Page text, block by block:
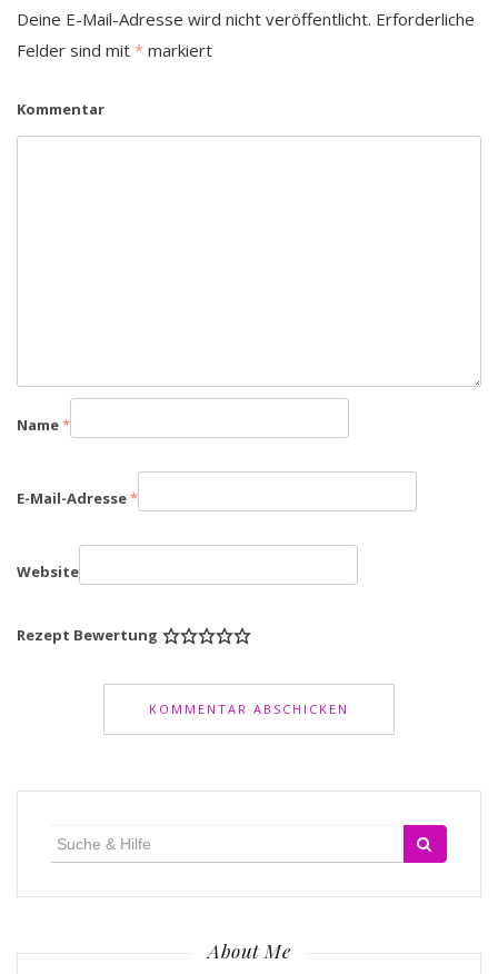
Deine E-Mail-Adresse wird nicht veröffentlicht. Erforderliche
Felder sind mit * markiert
Kommentar
Name*
E-Mail-Adresse*
Website
Rezept Bewertung
für:
About Me